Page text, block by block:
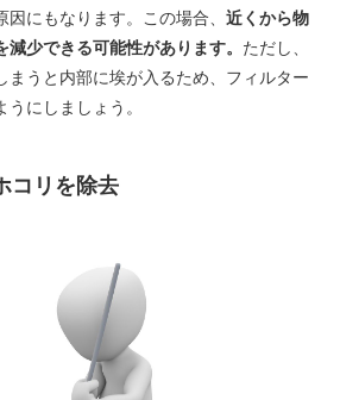
にもなります。この場合、 近くから物
少できる可能性があります。 ただし、
まうと内部に埃が入るため、フィルター
にしましょう。
コリを除去